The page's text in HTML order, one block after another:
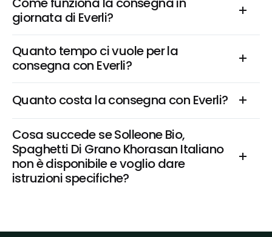
giornata di Everli?
Quanto tempo ci vuole per la
consegna con Everli?
Quanto costa la consegna con Everli?
Cosa succede se Solleone Bio,
Spaghetti Di Grano Khorasan Italiano
non è disponibile e voglio dare
istruzioni specifiche?